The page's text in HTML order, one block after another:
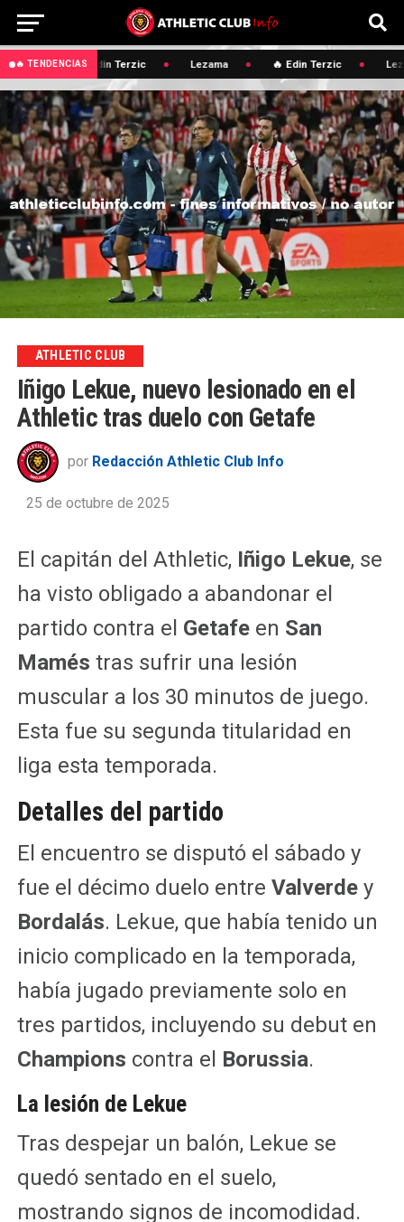
🔥 TENDENCIAS🔥 Edin Terzic Lezama 🔥 Edin Terzic
ATHLETIC CLUB
Iñigo Lekue, nuevo lesionado en el
Athletic tras duelo con Getafe
por Redacción Athletic Club Info
25 de octubre de 2025
El capitán del Athletic, Iñigo Lekue, se
ha visto obligado a abandonar el
partido contra el Getafeen San
Mamés tras sufrir una lesión
muscular a los 30 minutos de juego.
Esta fue su segunda titularidad en
liga esta temporada.
Detalles del partido
El encuentro se disputó el sábado y
fue el décimo duelo entre Valverdey
Bordalás. Lekue, que había tenido un
inicio complicado en la temporada,
había jugado previamente solo en
tres partidos, incluyendo su debut en
Champions contra el Borussia.
La lesión de Lekue
Tras despejar un balón, Lekue se
quedó sentado en el suelo,
mostrando signos de incomodidad.